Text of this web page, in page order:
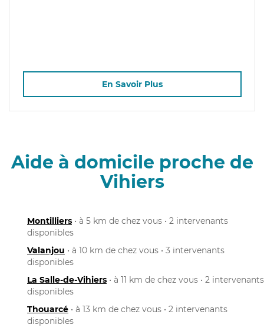
En Savoir Plus
Aide à domicile proche de
Vihiers
Montilliers • à 5 km de chez vous • 2 intervenants
disponibles
Valanjou • à 10 km de chez vous • 3 intervenants
disponibles
La Salle-de-Vihiers • à 11 km de chez vous • 2 intervenants
disponibles
Thouarcé • à 13 km de chez vous • 2 intervenants
disponibles